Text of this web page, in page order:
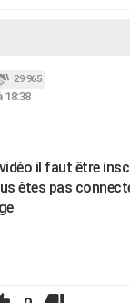
29 965
18:38
il faut être
êtes pas